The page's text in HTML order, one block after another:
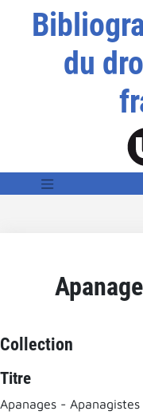
du
Collection
Titre
Apanages - Apanagistes